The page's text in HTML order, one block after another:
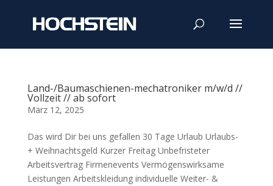
Land-/Baumaschienen-mechatroniker m/w/d //
Vollzeit // ab sofort
März 12, 2025
Das wird Dir bei uns gefallen 30 Tage Urlaub Urlaubs-
+ Weihnachtsgeld Kurzer Freitag Unbefristeter
Arbeitsvertrag Firmenevents Vermögenswirksame
Leistungen Arbeitskleidung individuelle Weiter- &